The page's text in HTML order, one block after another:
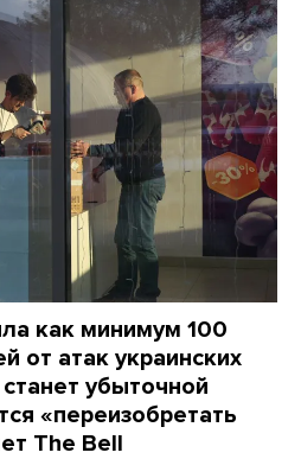
как минимум 100
от атак украинских
убыточной
«переизобретать
The Bell